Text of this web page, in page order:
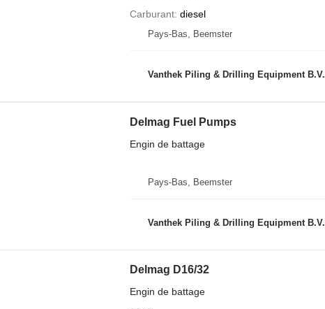
Carburant diesel
Pays-Bas, Beemster
Vanthek Piling & Drilling Equipment B.V.
Delmag Fuel Pumps
Engin de battage
Pays-Bas, Beemster
Vanthek Piling & Drilling Equipment B.V.
Delmag D16/32
Engin de battage